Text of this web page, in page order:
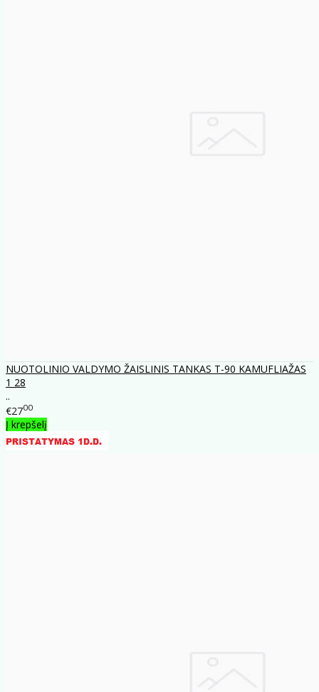
NUOTOLINIO VALDYMO ŽAISLINIS TANKAS T-90 KAMUFLIAŽAS
1 28
..
€2700
Į krepšelį